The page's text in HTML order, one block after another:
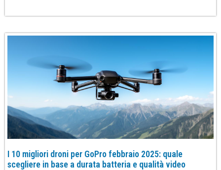
I 10 migliori droni per GoPro febbraio 2025: quale
scegliere in base a durata batteria e qualità video